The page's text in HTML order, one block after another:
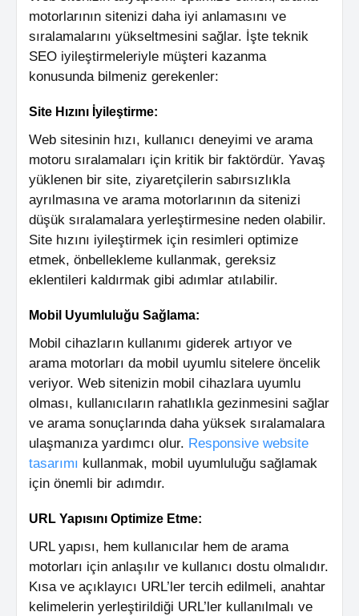
motorlarının sitenizi daha iyi anlamasını ve
sıralamalarını yükseltmesini sağlar. İşte teknik
SEO iyileştirmeleriyle müşteri kazanma
konusunda bilmeniz gerekenler:
Site Hızını İyileştirme:
Web sitesinin hızı, kullanıcı deneyimi ve arama
motoru sıralamaları için kritik bir faktördür. Yavaş
yüklenen bir site, ziyaretçilerin sabırsızlıkla
ayrılmasına ve arama motorlarının da sitenizi
düşük sıralamalara yerleştirmesine neden olabilir.
Site hızını iyileştirmek için resimleri optimize
etmek, önbellekleme kullanmak, gereksiz
eklentileri kaldırmak gibi adımlar atılabilir.
Mobil Uyumluluğu Sağlama:
Mobil cihazların kullanımı giderek artıyor ve
arama motorları da mobil uyumlu sitelere öncelik
veriyor. Web sitenizin mobil cihazlara uyumlu
olması, kullanıcıların rahatlıkla gezinmesini sağlar
ve arama sonuçlarında daha yüksek sıralamalara
ulaşmanıza yardımcı olur. Responsive website
tasarımı kullanmak, mobil uyumluluğu sağlamak
için önemli bir adımdır.
URL Yapısını Optimize Etme:
URL yapısı, hem kullanıcılar hem de arama
motorları için anlaşılır ve kullanıcı dostu olmalıdır.
Kısa ve açıklayıcı URL’ler tercih edilmeli, anahtar
kelimelerin yerleştirildiği URL’ler kullanılmalı ve